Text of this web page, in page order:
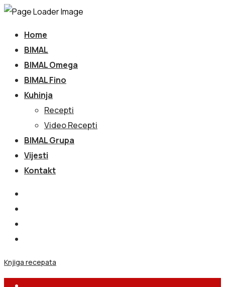
Home
BIMAL
BIMAL Omega
BIMAL Fino
Kuhinja
Recepti
Video Recepti
BIMAL Grupa
Vijesti
Kontakt
Knjiga recepata